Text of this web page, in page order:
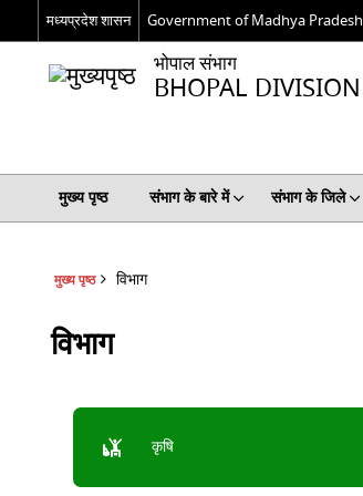
मध्यप्रदेश शासन Government of Madhya Pradesh
भोपाल संभाग
BHOPAL DIVISION
मुख्य पृष्ठ संभाग के बारे में संभाग के जिले
मुख्य पृष्ठ विभाग
विभाग
कृषि